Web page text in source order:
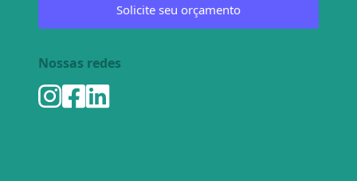
Solicite seu orçamento
Nossas redes